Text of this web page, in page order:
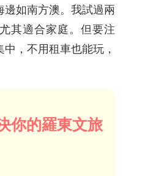
如南方澳。我試過兩
其適合家庭。但要注
，不用租車也能玩，
你的羅東文旅